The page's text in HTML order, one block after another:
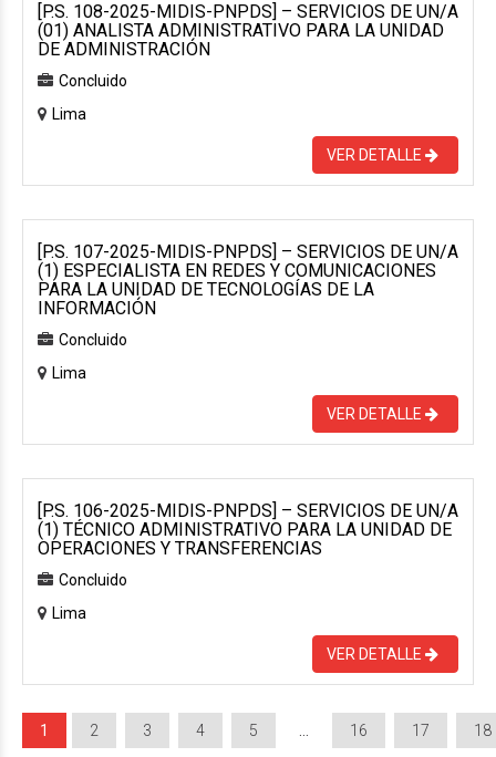
[P.S. 108-2025-MIDIS-PNPDS] – SERVICIOS DE UN/A
(01) ANALISTA ADMINISTRATIVO PARA LA UNIDAD
DE ADMINISTRACIÓN
Concluido
Lima
VER DETALLE
[P.S. 107-2025-MIDIS-PNPDS] – SERVICIOS DE UN/A
(1) ESPECIALISTA EN REDES Y COMUNICACIONES
PARA LA UNIDAD DE TECNOLOGÍAS DE LA
INFORMACIÓN
Concluido
Lima
VER DETALLE
[P.S. 106-2025-MIDIS-PNPDS] – SERVICIOS DE UN/A
(1) TÉCNICO ADMINISTRATIVO PARA LA UNIDAD DE
OPERACIONES Y TRANSFERENCIAS
Concluido
Lima
VER DETALLE
1 2 3 4 5 16 17 18